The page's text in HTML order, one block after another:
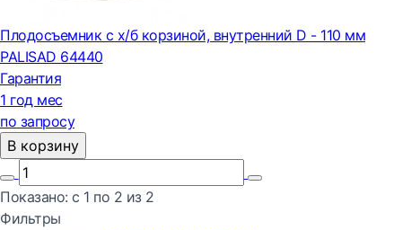
Плодосъемник с х/б корзиной, внутренний D - 110 мм
PALISAD 64440
Гарантия
1 год мес
по запросу
В корзину
Показано: с 1 по 2 из 2
Фильтры